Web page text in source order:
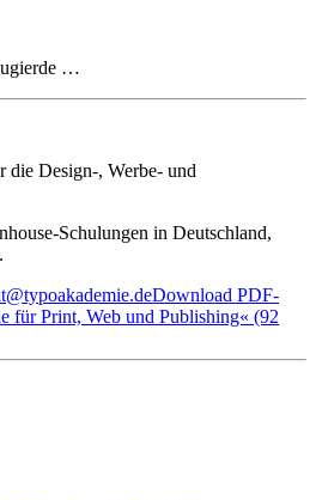
…
Design-, Werbe- und
Schulungen in Deutschland,
Download PDF-
für Print, Web und Publishing« (92